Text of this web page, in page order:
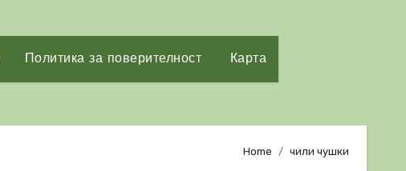
Политика за поверителност Карта
Home чили чушки